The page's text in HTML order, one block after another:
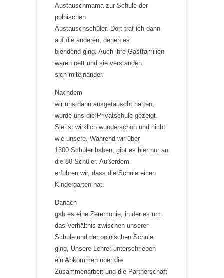
Austauschmama zur Schule der
polnischen
Austauschschüler. Dort traf ich dann
auf die anderen, denen es
blendend ging. Auch ihre Gastfamilien
waren nett und sie verstanden
sich miteinander.
Nachdem
wir uns dann ausgetauscht hatten,
wurde uns die Privatschule gezeigt.
Sie ist wirklich wunderschön und nicht
wie unsere. Während wir über
1300 Schüler haben, gibt es hier nur an
die 80 Schüler. Außerdem
erfuhren wir, dass die Schule einen
Kindergarten hat.
Danach
gab es eine Zeremonie, in der es um
das Verhältnis zwischen unserer
Schule und der polnischen Schule
ging, Unsere Lehrer unterschrieben
ein Abkommen über die
Zusammenarbeit und die Partnerschaft